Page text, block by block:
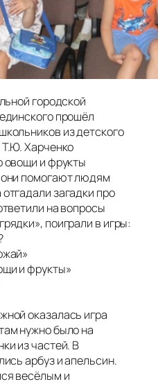
городской
прошёл
из детского
Харченко
овощи и фрукты
помогают людям
загадки про
на вопросы
поиграли в игры:
и фрукты»
оказалась игра
нужно было на
из частей. В
арбуз и апельсин.
весёлым и